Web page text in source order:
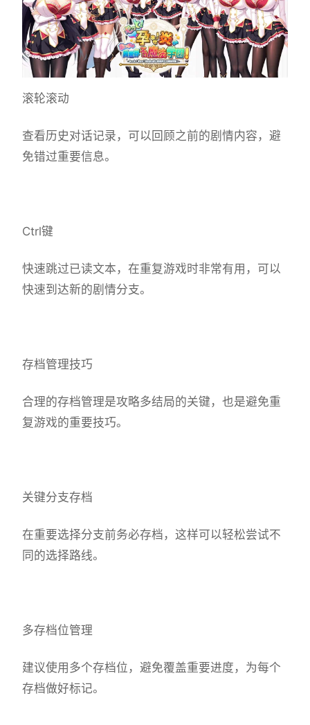
滚轮滚动
查看历史对话记录，可以回顾之前的剧情内容，避
免错过重要信息。
Ctrl键
快速跳过已读文本，在重复游戏时非常有用，可以
快速到达新的剧情分支。
存档管理技巧
合理的存档管理是攻略多结局的关键，也是避免重
复游戏的重要技巧。
关键分支存档
在重要选择分支前务必存档，这样可以轻松尝试不
同的选择路线。
多存档位管理
建议使用多个存档位，避免覆盖重要进度，为每个
存档做好标记。